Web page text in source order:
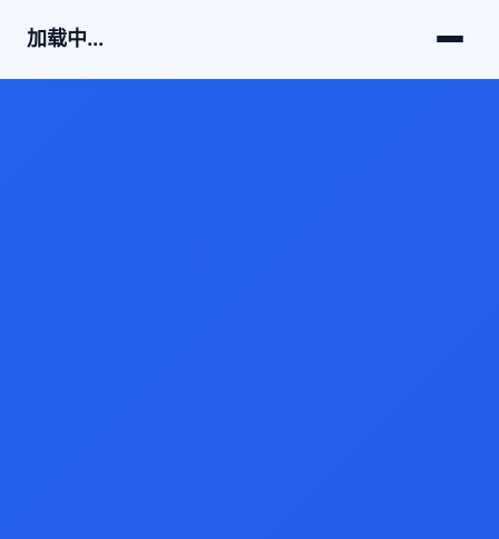
加载中...